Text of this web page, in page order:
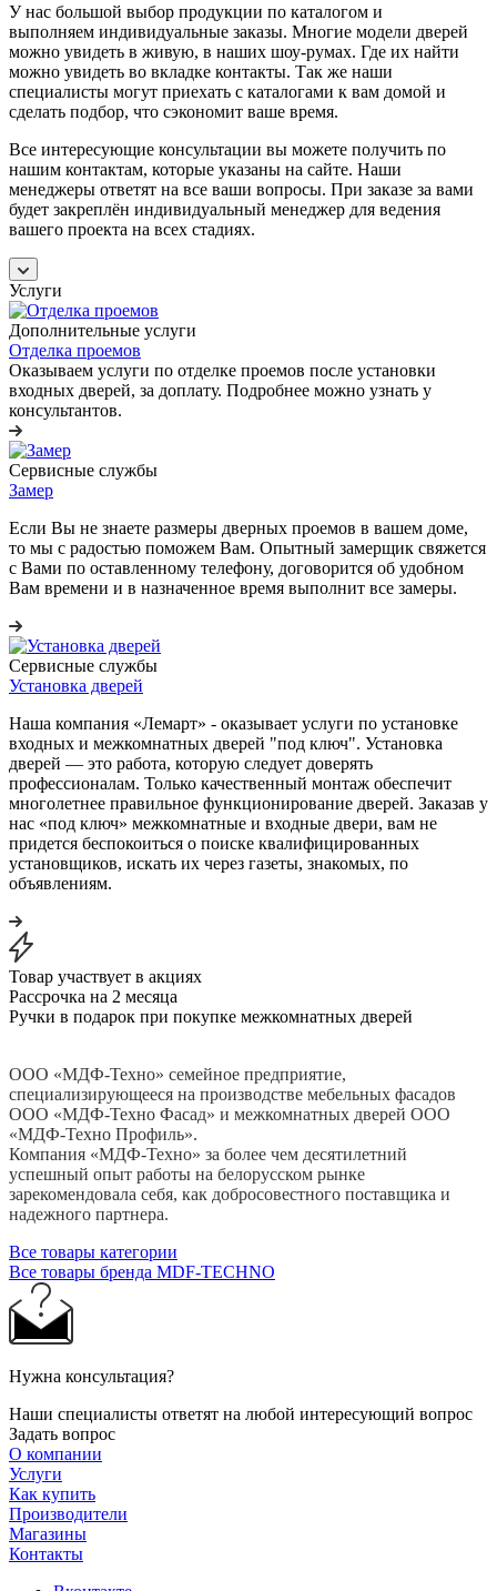
У нас большой выбор продукции по каталогом и
выполняем индивидуальные заказы. Многие модели дверей
можно увидеть в живую, в наших шоу-румах. Где их найти
можно увидеть во вкладке контакты. Так же наши
специалисты могут приехать с каталогами к вам домой и
сделать подбор, что сэкономит ваше время.
Все интересующие консультации вы можете получить по
нашим контактам, которые указаны на сайте. Наши
менеджеры ответят на все ваши вопросы. При заказе за вами
будет закреплён индивидуальный менеджер для ведения
вашего проекта на всех стадиях.
Услуги
Дополнительные услуги
Отделка проемов
Оказываем услуги по отделке проемов после установки
входных дверей, за доплату. Подробнее можно узнать у
консультантов.
Сервисные службы
Замер
Если Вы не знаете размеры дверных проемов в вашем доме,
то мы с радостью поможем Вам. Опытный замерщик свяжется
с Вами по оставленному телефону, договорится об удобном
Вам времени и в назначенное время выполнит все замеры.
Сервисные службы
Установка дверей
Наша компания «Лемарт» - оказывает услуги по установке
входных и межкомнатных дверей "под ключ". Установка
дверей — это работа, которую следует доверять
профессионалам. Только качественный монтаж обеспечит
многолетнее правильное функционирование дверей. Заказав у
нас «под ключ» межкомнатные и входные двери, вам не
придется беспокоиться о поиске квалифицированных
установщиков, искать их через газеты, знакомых, по
объявлениям.
Товар участвует в акциях
Рассрочка на 2 месяца
Ручки в подарок при покупке межкомнатных дверей
ООО «МДФ-Техно» семейное предприятие,
специализирующееся на производстве мебельных фасадов
ООО «МДФ-Техно Фасад» и межкомнатных дверей ООО
«МДФ-Техно Профиль».
Компания «МДФ-Техно» за более чем десятилетний
успешный опыт работы на белорусском рынке
зарекомендовала себя, как добросовестного поставщика и
надежного партнера.
Все товары категории
Все товары бренда MDF-TECHNO
Нужна консультация?
Наши специалисты ответят на любой интересующий вопрос
Задать вопрос
О компании
Услуги
Как купить
Производители
Магазины
Контакты